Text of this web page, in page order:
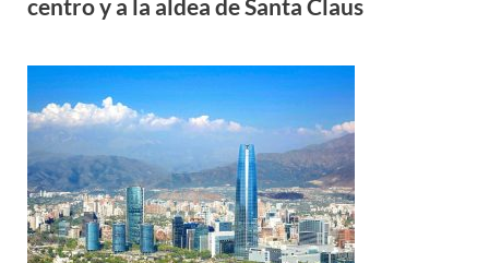
centro y a la aldea de Santa Claus